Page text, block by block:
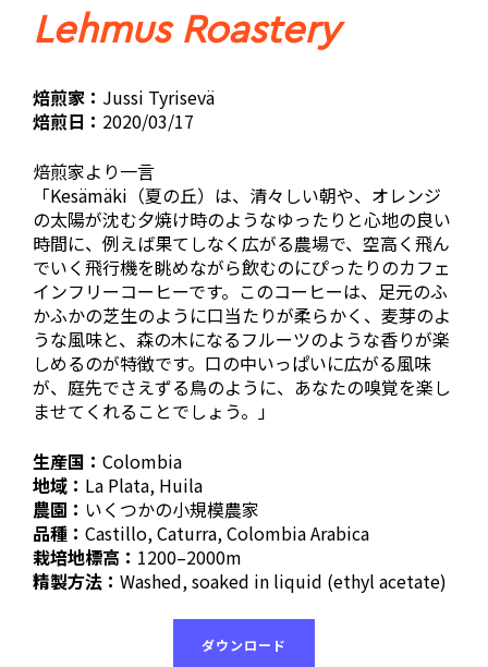
Lehmus Roastery
焙煎家： Jussi Tyrisevä
焙煎日： 2020/03/17
焙煎家より一言
「Kesämäki（夏の丘）は、清々しい朝や、オレンジ
の太陽が沈む夕焼け時のようなゆったりと心地の良い
時間に、例えば果てしなく広がる農場で、空高く飛ん
でいく飛行機を眺めながら飲むのにぴったりのカフェ
インフリーコーヒーです。このコーヒーは、足元のふ
かふかの芝生のように口当たりが柔らかく、麦芽のよ
うな風味と、森の木になるフルーツのような香りが楽
しめるのが特徴です。口の中いっぱいに広がる風味
が、庭先でさえずる鳥のように、あなたの嗅覚を楽し
ませてくれることでしょう。」
生産国： Colombia
地域： La Plata, Huila
農園： いくつかの小規模農家
品種： Castillo, Caturra, Colombia Arabica
栽培地標高： 1200–2000m
精製方法： Washed, soaked in liquid (ethyl acetate)
ダウンロード